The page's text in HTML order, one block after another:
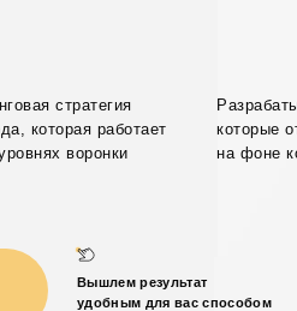
стратегия
которая работает
воронки
которые
на фоне
Вышлем результат
удобным для вас способом